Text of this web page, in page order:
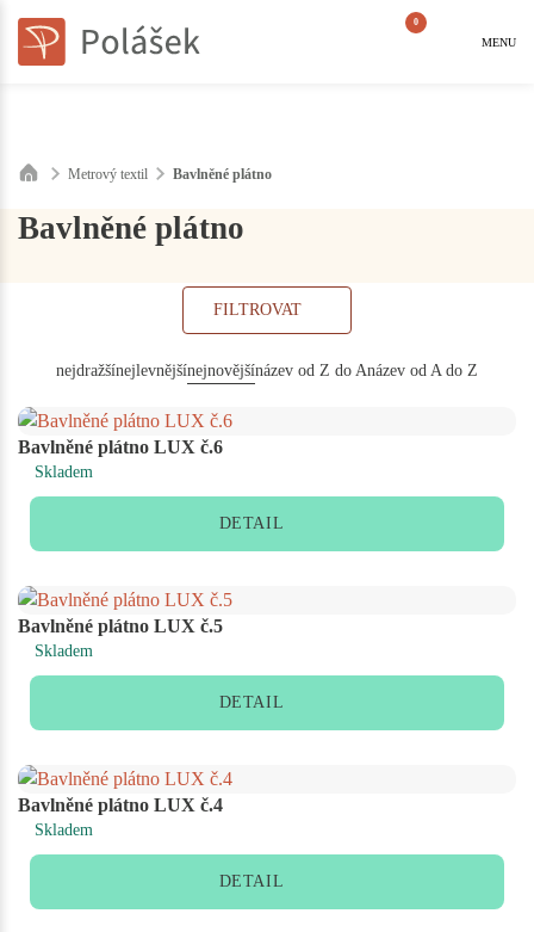
0
MENU
Metrový textil Bavlněné plátno
Bavlněné plátno
FILTROVAT
nejdražšínejlevnějšínejnovějšínázev od Z do Anázev od A do Z
Bavlněné plátno LUX č.6
Skladem
DETAIL
Bavlněné plátno LUX č.5
Skladem
DETAIL
Bavlněné plátno LUX č.4
Skladem
DETAIL